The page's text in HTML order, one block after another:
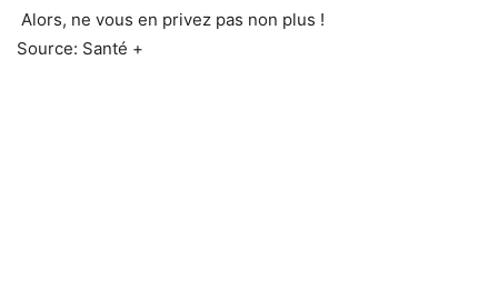
Alors, ne vous en privez pas non plus !
Source: Santé +